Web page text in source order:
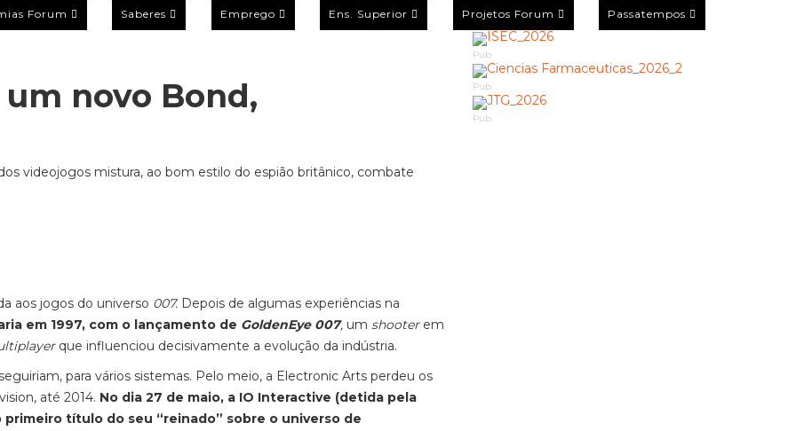
Forum Saberes Emprego Ens. Superior Projetos Forum Passatempos
novo Bond,
videojogos mistura, ao bom estilo do espião britânico, combate
aos jogos do universo 007. Depois de algumas experiências na
em 1997, com o lançamento de GoldenEye 007, um shooter em
que influenciou decisivamente a evolução da indústria.
para vários sistemas. Pelo meio, a Electronic Arts perdeu os
até 2014. No dia 27 de maio, a IO Interactive (detida pela
título do seu “reinado” sobre o universo de
Pub
Pub
Pub